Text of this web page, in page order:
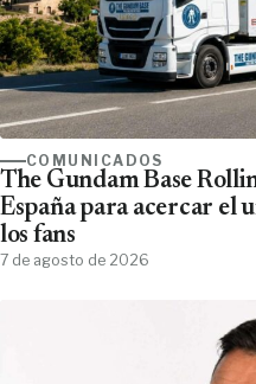
COMUNICADOS
The Gundam Base
España para acercar el
los fans
7 de agosto de 2026